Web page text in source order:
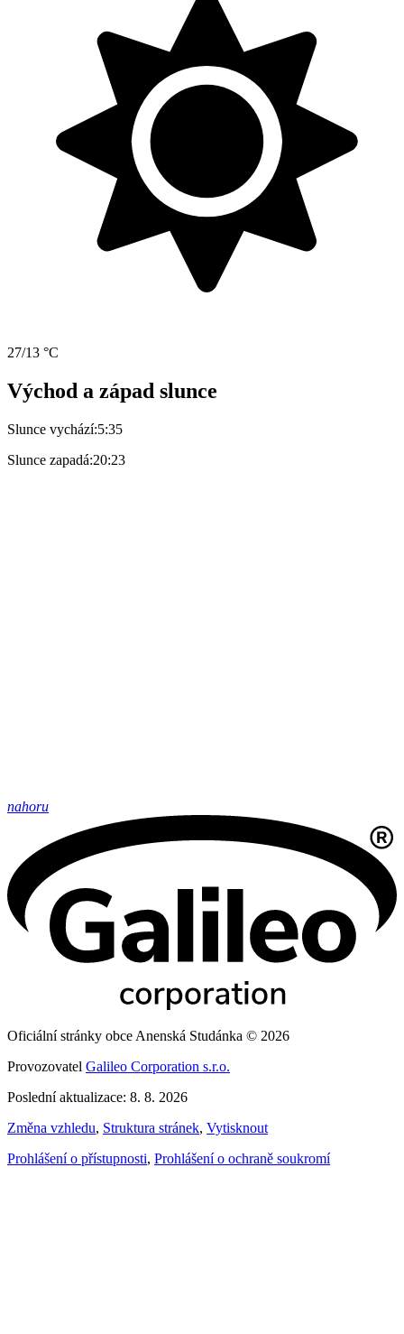
27/13 °C
Východ a západ slunce
Slunce vychází:5:35
Slunce zapadá:20:23
nahoru
Oficiální stránky obce Anenská Studánka © 2026
Provozovatel Galileo Corporation s.r.o.
Poslední aktualizace: 8. 8. 2026
Změna vzhledu, Struktura stránek, Vytisknout
Prohlášení o přístupnosti, Prohlášení o ochraně soukromí